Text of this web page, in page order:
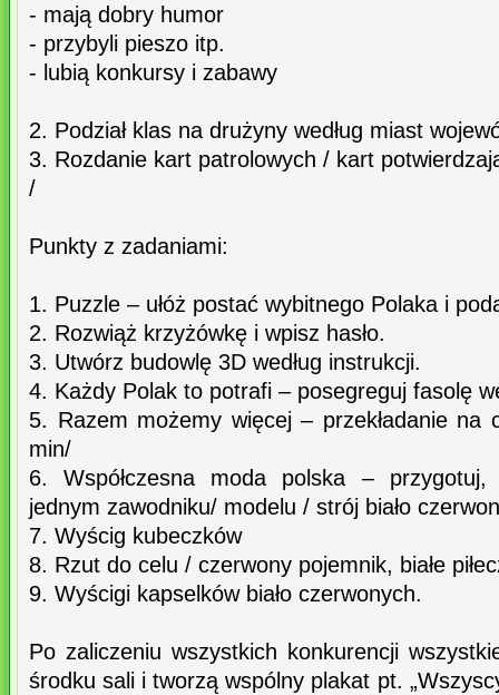
- mają dobry humor
- przybyli pieszo itp.
- lubią konkursy i zabawy
2. Podział klas na drużyny według miast
3. Rozdanie kart patrolowych / kart
/
Punkty z zadaniami:
1. Puzzle – ułóż postać wybitnego Polaka i
2. Rozwiąż krzyżówkę i wpisz hasło.
3. Utwórz budowlę 3D według instrukcji.
4. Każdy Polak to potrafi – posegreguj fasolę
5. Razem możemy więcej – przekładanie
min/
6. Współczesna moda polska –
jednym zawodniku/ modelu / strój biało
7. Wyścig kubeczków
8. Rzut do celu / czerwony pojemnik, białe
9. Wyścigi kapselków biało czerwonych.
Po zaliczeniu wszystkich konkurencji
środku sali i tworzą wspólny plakat pt.